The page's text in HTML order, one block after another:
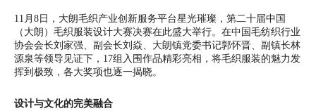
11月8日，大朗毛织产业创新服务平台星光璀璨，第二十届中国
（大朗）毛织服装设计大赛决赛在此盛大举行。在中国毛纺织行业
协会会长刘家强、副会长刘焱、大朗镇党委书记郭怀晋、副镇长林
源泉等领导见证下，17组入围作品精彩亮相，将毛织服装的魅力发
挥到极致，各大奖项也逐一揭晓。
设计与文化的完美融合